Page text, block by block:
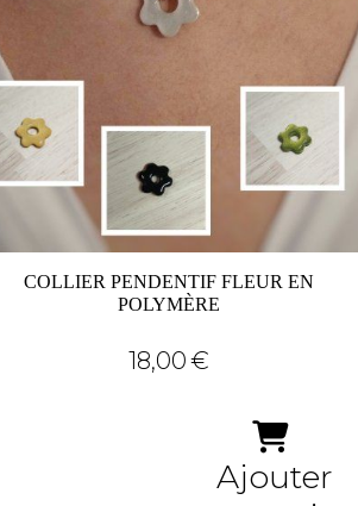
COLLIER PENDENTIF FLEUR EN
POLYMÈRE
18,00€
Ajouter